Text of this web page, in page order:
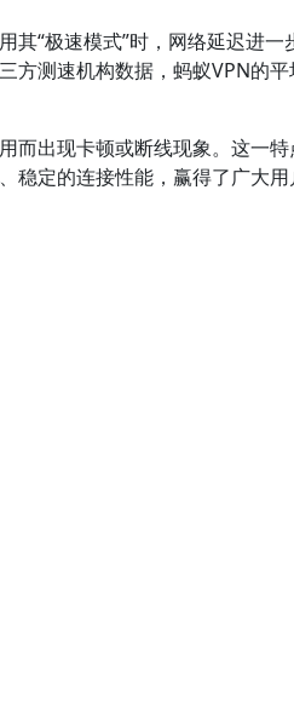
“极速模式”时，网络延迟进
方测速机构数据，蚂蚁VPN的
而出现卡顿或断线现象。这一
稳定的连接性能，赢得了广大